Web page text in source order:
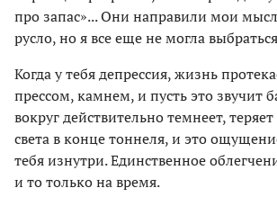
про запас»... Они направили мои
русло, но я все еще не могла
Когда у тебя депрессия, жизнь
прессом, камнем, и пусть это звучит
вокруг действительно темнеет,
света в конце тоннеля, и это
тебя изнутри. Единственное
и то только на время.